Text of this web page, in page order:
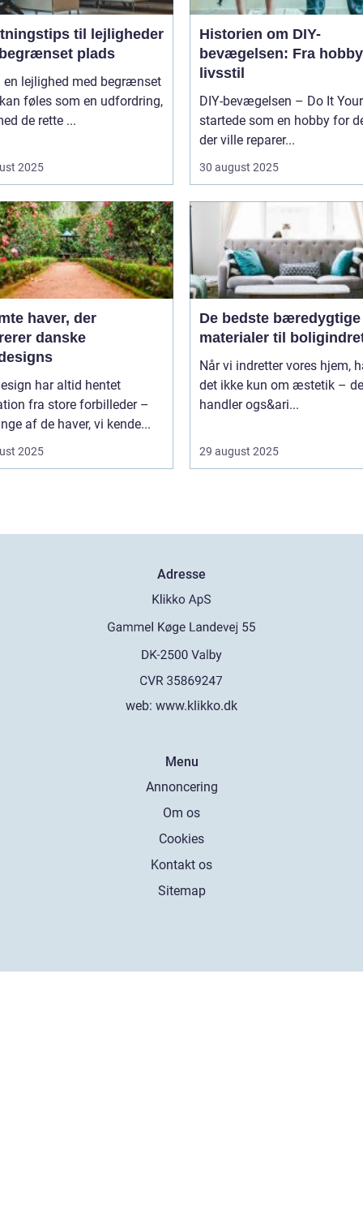
til lejligheder
plads
en lejlighed med begrænset
føles som en udfordring,
de rette ...
2025
Historien om DIY-
bevægelsen: Fra
livsstil
DIY-bevægelsen – Do It
startede som en hobby for
der ville reparer...
30 august 2025
haver, der
danske
har altid hentet
fra store forbilleder –
af de haver, vi kende...
2025
De bedste bæredygtige
materialer til
Når vi indretter vores hjem,
det ikke kun om æstetik –
handler ogs&ari...
29 august 2025
Adresse
web: www.klikko.dk
Menu
Annoncering
Om os
Cookies
Kontakt os
Sitemap